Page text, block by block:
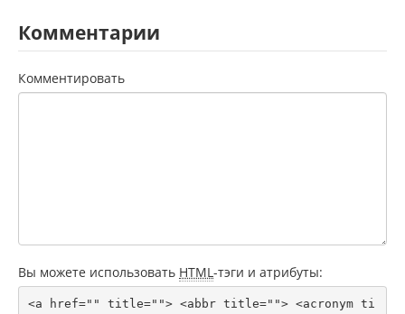
Комментарии
Комментировать
Вы можете использовать HTML -тэги и атрибуты:
<a href="" title=""> <abbr title=""> <acronym ti